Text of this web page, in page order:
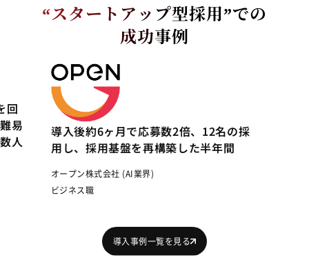
“スタートアップ型採用”での
成功事例
3
き
実務で手一杯の2人体制から新施策を回
せる体制に。高い採用基準を保ち、難易
度の高い「事業責任者クラス」を複数人
採用に成功
Craif株式会社 (ヘルスケア・医療業界)
導入事例一覧を見る